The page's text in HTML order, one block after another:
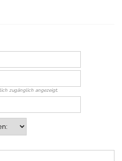
zugänglich angezeigt.